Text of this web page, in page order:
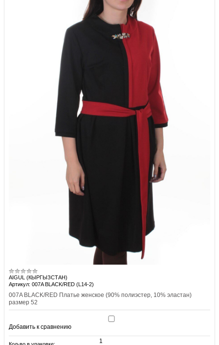
AIGUL (КЫРГЫЗСТАН)
Артикул: 007A BLACK/RED (L14-2)
007A BLACK/RED Платье женское (90% полиэстер, 10% эластан)
размер 52
Добавить к сравнению
1